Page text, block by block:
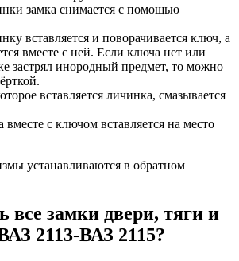
замка снимается с помощью
вставляется и поворачивается ключ, а
вместе с ней. Если ключа нет или
застрял инородный предмет, то можно
вставляется личинка, смазывается
с ключом вставляется на место
устанавливаются в обратном
все замки двери, тяги и
2113-ВАЗ 2115?